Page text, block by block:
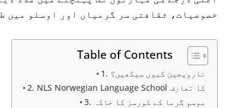
خصوصیات، ثقافتی سر گرمیاں اور اوسلو میں
Table of Contents
1. نارویجین کیوں سیکھیں؟
2. NLS Norwegian Language School کا تعارف
3. موسمِ گرما کے کورسز کا خاکہ